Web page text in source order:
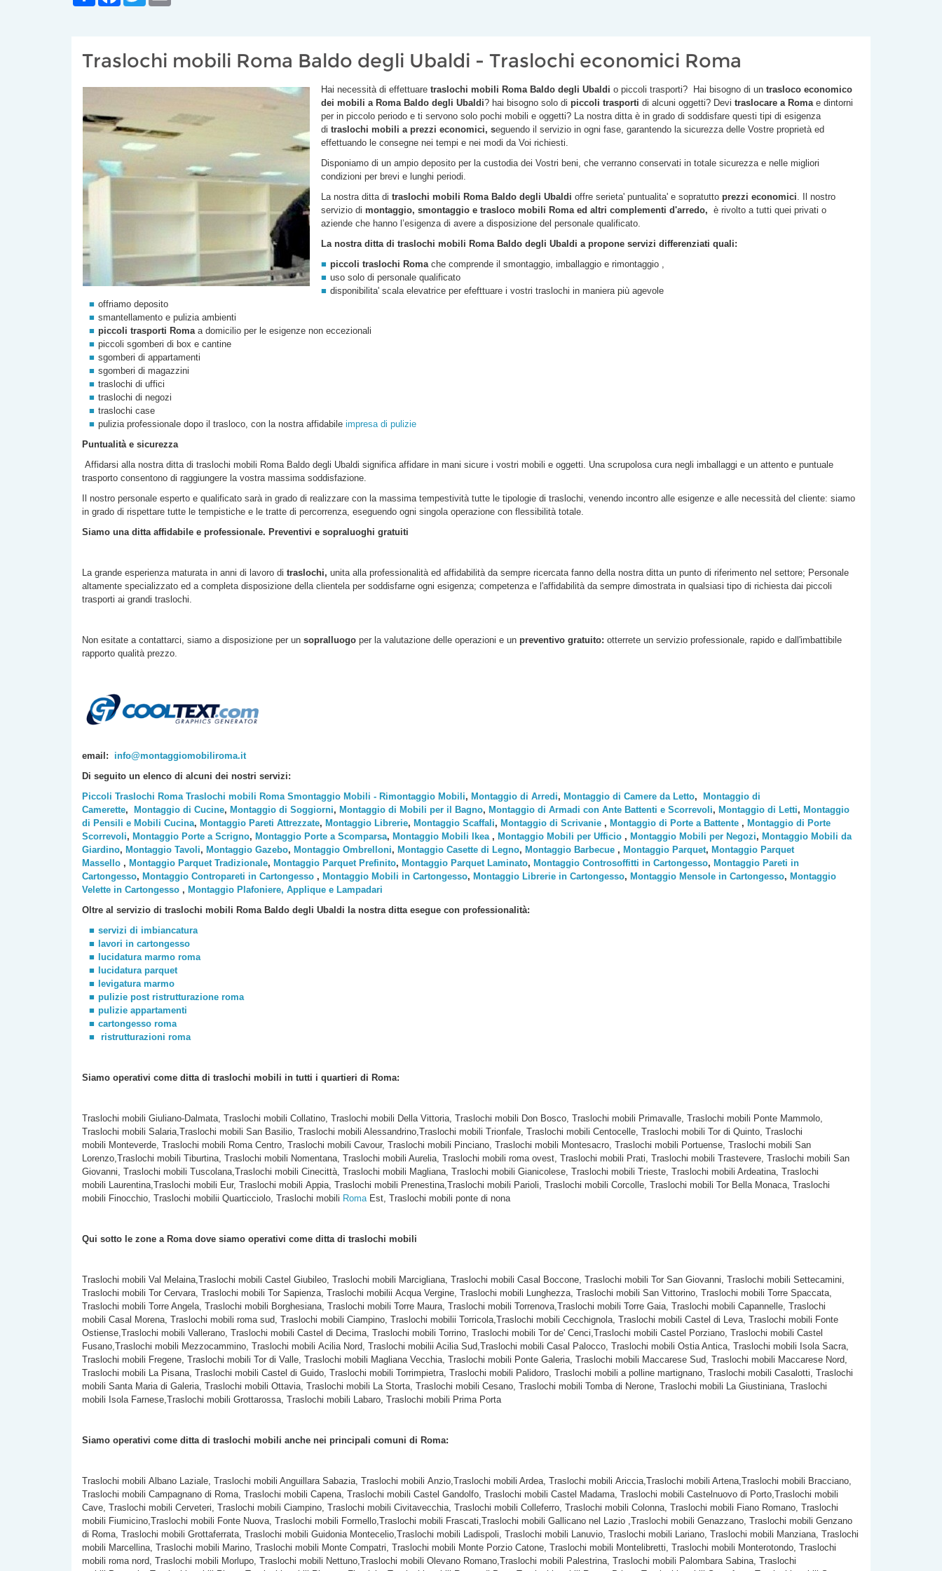
Traslochi mobili Roma Baldo degli Ubaldi - Traslochi economici Roma
Hai necessità di effettuare traslochi mobili Roma Baldo degli Ubaldi o piccoli trasporti? Hai bisogno di un trasloco economico
dei mobili a Roma Baldo degli Ubaldi? hai bisogno solo di piccoli trasporti di alcuni oggetti? Devi traslocare a Romae dintorni
per in piccolo periodo e ti servono solo pochi mobili e oggetti? La nostra ditta è in grado di soddisfare questi tipi di esigenza
di traslochi mobili a prezzi economici, seguendo il servizio in ogni fase, garantendo la sicurezza delle Vostre proprietà ed
effettuando le consegne nei tempi e nei modi da Voi richiesti.
Disponiamo di un ampio deposito per la custodia dei Vostri beni, che verranno conservati in totale sicurezza e nelle migliori
condizioni per brevi e lunghi periodi.
La nostra ditta di traslochi mobili Roma Baldo degli Ubaldi offre serieta' puntualita' e sopratutto prezzi economici. Il nostro
servizio di montaggio, smontaggio e trasloco mobili Roma ed altri complementi d'arredo, è rivolto a tutti quei privati o
aziende che hanno l’esigenza di avere a disposizione del personale qualificato.
La nostra ditta di traslochi mobili Roma Baldo degli Ubaldi a propone servizi differenziati quali:
piccoli traslochi Romache comprende il smontaggio, imballaggio e rimontaggio ,
uso solo di personale qualificato
disponibilita' scala elevatrice per efefttuare i vostri traslochi in maniera più agevole
offriamo deposito
smantellamento e pulizia ambienti
piccoli trasporti Romaa domicilio per le esigenze non eccezionali
piccoli sgomberi di box e cantine
sgomberi di appartamenti
sgomberi di magazzini
traslochi di uffici
traslochi di negozi
traslochi case
pulizia professionale dopo il trasloco, con la nostra affidabile impresa di pulizie
Puntualità e sicurezza
Affidarsi alla nostra ditta di traslochi mobili Roma Baldo degli Ubaldi significa affidare in mani sicure i vostri mobili e oggetti. Una scrupolosa cura negli imballaggi e un attento e puntuale
trasporto consentono di raggiungere la vostra massima soddisfazione.
Il nostro personale esperto e qualificato sarà in grado di realizzare con la massima tempestività tutte le tipologie di traslochi, venendo incontro alle esigenze e alle necessità del cliente: siamo
in grado di rispettare tutte le tempistiche e le tratte di percorrenza, eseguendo ogni singola operazione con flessibilità totale.
Siamo una ditta affidabile e professionale. Preventivi e sopraluoghi gratuiti
La grande esperienza maturata in anni di lavoro di traslochi, unita alla professionalità ed affidabilità da sempre ricercata fanno della nostra ditta un punto di riferimento nel settore; Personale
altamente specializzato ed a completa disposizione della clientela per soddisfarne ogni esigenza; competenza e l'affidabilità da sempre dimostrata in qualsiasi tipo di richiesta dai piccoli
trasporti ai grandi traslochi.
Non esitate a contattarci, siamo a disposizione per un sopralluogo per la valutazione delle operazioni e un preventivo gratuito: otterrete un servizio professionale, rapido e dall'imbattibile
rapporto qualità prezzo.
email: info@montaggiomobiliroma.it
Di seguito un elenco di alcuni dei nostri servizi:
Piccoli Traslochi Roma Traslochi mobili Roma Smontaggio Mobili - Rimontaggio Mobili, Montaggio di Arredi, Montaggio di Camere da Letto,
Montaggio di
Camerette, Montaggio di Cucine, Montaggio di Soggiorni, Montaggio di Mobili per il Bagno, Montaggio di Armadi con Ante Battenti e Scorrevoli, Montaggio di Letti, Montaggio
di Pensili e Mobili Cucina, Montaggio Pareti Attrezzate, Montaggio Librerie, Montaggio Scaffali, Montaggio di Scrivanie , Montaggio di Porte a Battente , Montaggio di Porte
Scorrevoli, Montaggio Porte a Scrigno, Montaggio Porte a Scomparsa, Montaggio Mobili Ikea, Montaggio Mobili per Ufficio , Montaggio Mobili per Negozi, Montaggio Mobili da
Giardino, Montaggio Tavoli, Montaggio Gazebo, Montaggio Ombrelloni, Montaggio Casette di Legno, Montaggio Barbecue , Montaggio Parquet, Montaggio Parquet
Massello , Montaggio Parquet Tradizionale, Montaggio Parquet Prefinito, Montaggio Parquet Laminato, Montaggio Controsoffitti in Cartongesso, Montaggio Pareti in
Cartongesso, Montaggio Contropareti in Cartongesso , Montaggio Mobili in Cartongesso, Montaggio Librerie in Cartongesso, Montaggio Mensole in Cartongesso, Montaggio
Velette in Cartongesso , Montaggio Plafoniere, Applique e Lampadari
Oltre al servizio di traslochi mobili Roma Baldo degli Ubaldi la nostra ditta esegue con professionalità:
servizi di imbiancatura
lavori in cartongesso
lucidatura marmo roma
lucidatura parquet
levigatura marmo
pulizie post ristrutturazione roma
pulizie appartamenti
cartongesso roma
ristrutturazioni roma
Siamo operativi come ditta di traslochi mobili in tutti i quartieri di Roma:
Traslochi mobili Giuliano-Dalmata, Traslochi mobili Collatino, Traslochi mobili Della Vittoria, Traslochi mobili Don Bosco, Traslochi mobili Primavalle, Traslochi mobili Ponte Mammolo,
Traslochi mobili Salaria,Traslochi mobili San Basilio, Traslochi mobili Alessandrino,Traslochi mobili Trionfale, Traslochi mobili Centocelle, Traslochi mobili Tor di Quinto, Traslochi
mobili Monteverde, Traslochi mobili Roma Centro, Traslochi mobili Cavour, Traslochi mobili Pinciano, Traslochi mobili Montesacro, Traslochi mobili Portuense, Traslochi mobili San
Lorenzo,Traslochi mobili Tiburtina, Traslochi mobili Nomentana, Traslochi mobili Aurelia, Traslochi mobili roma ovest, Traslochi mobili Prati, Traslochi mobili Trastevere, Traslochi mobili San
Giovanni, Traslochi mobili Tuscolana,Traslochi mobili Cinecittà, Traslochi mobili Magliana, Traslochi mobili Gianicolese, Traslochi mobili Trieste, Traslochi mobili Ardeatina, Traslochi
mobili Laurentina,Traslochi mobili Eur, Traslochi mobili Appia, Traslochi mobili Prenestina,Traslochi mobili Parioli, Traslochi mobili Corcolle, Traslochi mobili Tor Bella Monaca, Traslochi
mobili Finocchio, Traslochi mobilii Quarticciolo, Traslochi mobili RomaEst, Traslochi mobili ponte di nona
Qui sotto le zone a Roma dove siamo operativi come ditta di traslochi mobili
Traslochi mobili Val Melaina,Traslochi mobili Castel Giubileo, Traslochi mobili Marcigliana, Traslochi mobili Casal Boccone, Traslochi mobili Tor San Giovanni, Traslochi mobili Settecamini,
Traslochi mobili Tor Cervara, Traslochi mobili Tor Sapienza, Traslochi mobilii Acqua Vergine, Traslochi mobili Lunghezza, Traslochi mobili San Vittorino, Traslochi mobili Torre Spaccata,
Traslochi mobili Torre Angela, Traslochi mobili Borghesiana, Traslochi mobili Torre Maura, Traslochi mobili Torrenova,Traslochi mobili Torre Gaia, Traslochi mobili Capannelle, Traslochi
mobili Casal Morena, Traslochi mobili roma sud, Traslochi mobili Ciampino, Traslochi mobilii Torricola,Traslochi mobili Cecchignola, Traslochi mobili Castel di Leva, Traslochi mobili Fonte
Ostiense,Traslochi mobili Vallerano, Traslochi mobili Castel di Decima, Traslochi mobili Torrino, Traslochi mobili Tor de' Cenci,Traslochi mobili Castel Porziano, Traslochi mobili Castel
Fusano,Traslochi mobili Mezzocammino, Traslochi mobili Acilia Nord, Traslochi mobilii Acilia Sud,Traslochi mobili Casal Palocco, Traslochi mobili Ostia Antica, Traslochi mobili Isola Sacra,
Traslochi mobili Fregene, Traslochi mobili Tor di Valle, Traslochi mobili Magliana Vecchia, Traslochi mobili Ponte Galeria, Traslochi mobili Maccarese Sud, Traslochi mobili Maccarese Nord,
Traslochi mobili La Pisana, Traslochi mobili Castel di Guido, Traslochi mobili Torrimpietra, Traslochi mobili Palidoro, Traslochi mobili a polline martignano, Traslochi mobili Casalotti, Traslochi
mobili Santa Maria di Galeria, Traslochi mobili Ottavia, Traslochi mobili La Storta, Traslochi mobili Cesano, Traslochi mobili Tomba di Nerone, Traslochi mobili La Giustiniana, Traslochi
mobili Isola Farnese,Traslochi mobili Grottarossa, Traslochi mobili Labaro, Traslochi mobili Prima Porta
Siamo operativi come ditta di traslochi mobili anche nei principali comuni di Roma:
Traslochi mobili Albano Laziale, Traslochi mobili Anguillara Sabazia, Traslochi mobili Anzio,Traslochi mobili Ardea, Traslochi mobili Ariccia,Traslochi mobili Artena,Traslochi mobili Bracciano,
Traslochi mobili Campagnano di Roma, Traslochi mobili Capena, Traslochi mobili Castel Gandolfo, Traslochi mobili Castel Madama, Traslochi mobili Castelnuovo di Porto,Traslochi mobili
Cave, Traslochi mobili Cerveteri, Traslochi mobili Ciampino, Traslochi mobili Civitavecchia, Traslochi mobili Colleferro, Traslochi mobili Colonna, Traslochi mobili Fiano Romano, Traslochi
mobili Fiumicino,Traslochi mobili Fonte Nuova, Traslochi mobili Formello,Traslochi mobili Frascati,Traslochi mobili Gallicano nel Lazio ,Traslochi mobili Genazzano, Traslochi mobili Genzano
di Roma, Traslochi mobili Grottaferrata, Traslochi mobili Guidonia Montecelio,Traslochi mobili Ladispoli, Traslochi mobili Lanuvio, Traslochi mobili Lariano, Traslochi mobili Manziana, Traslochi
mobili Marcellina, Traslochi mobili Marino, Traslochi mobili Monte Compatri, Traslochi mobili Monte Porzio Catone, Traslochi mobili Montelibretti, Traslochi mobili Monterotondo, Traslochi
mobili roma nord, Traslochi mobili Morlupo, Traslochi mobili Nettuno,Traslochi mobili Olevano Romano,Traslochi mobili Palestrina, Traslochi mobili Palombara Sabina, Traslochi